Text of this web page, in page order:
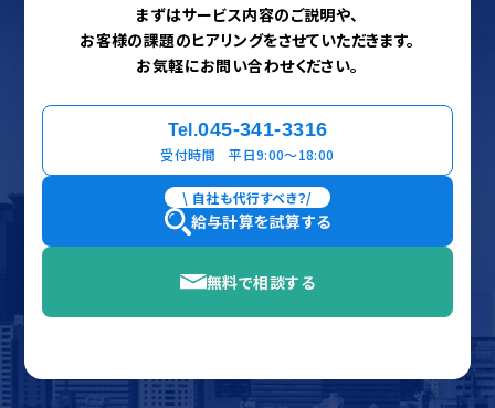
まずはサービス内容のご説明や、
お客様の課題のヒアリングをさせていただきます。
お気軽にお問い合わせください。
Tel.045-341-3316
受付時間 平日9:00〜18:00
\ 自社も代行すべき？/
給与計算を試算する
無料で相談する